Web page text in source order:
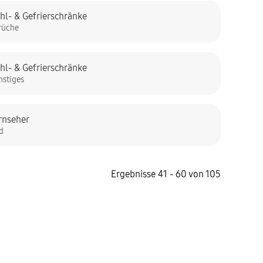
& Gefrierschränke
& Gefrierschränke
Ergebnisse 41 - 60 von 105